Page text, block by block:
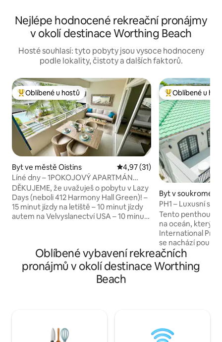
Nejlépe hodnocené rekreační pronájmy
v okolí destinace Worthing Beach
Hosté souhlasí: tyto pobyty jsou vysoce hodnoceny
podle lokality, čistoty a dalších faktorů.
Nejlepší v kategorii Oblíbené u hostů
Oblíbené u hostů
Byt ve městě Oistins Průměrné hodnocení 4,97 z 5,
4,97 (31)
Líné dny – 1POKOJOVÝ APARTMÁN
v blízkosti PLÁŽE s BAZÉNEM
DĚKUJEME, že uvažuješ o pobytu v Lazy
Days (neboli 412 Harmony Hall Green)! –
15 minut jízdy na letiště – 10 minut jízdy
autem na Velvyslanectví USA – 10 minut
- 5-10 minut chůze od Dover Beach, St
Lawrence Gap, restaurací, barů,
obchodů, minimartu, lékárny a lékařské
kliniky – 5 minut pěšky k veřejné dopravě
Nejlepší v
Oblíbené u
Byt v soukromém
ve městě
PH1 – Luxusní
a výhledem na
střeše
Tento penthouse
na oceán, který
International
se nachází
nedotčené, ale
Beach a v pěší
Rockley (Accra) a
nedotčeným
stravování a
Oblíbené vybavení rekreačních
pronájmů v okolí destinace Worthing
Beach